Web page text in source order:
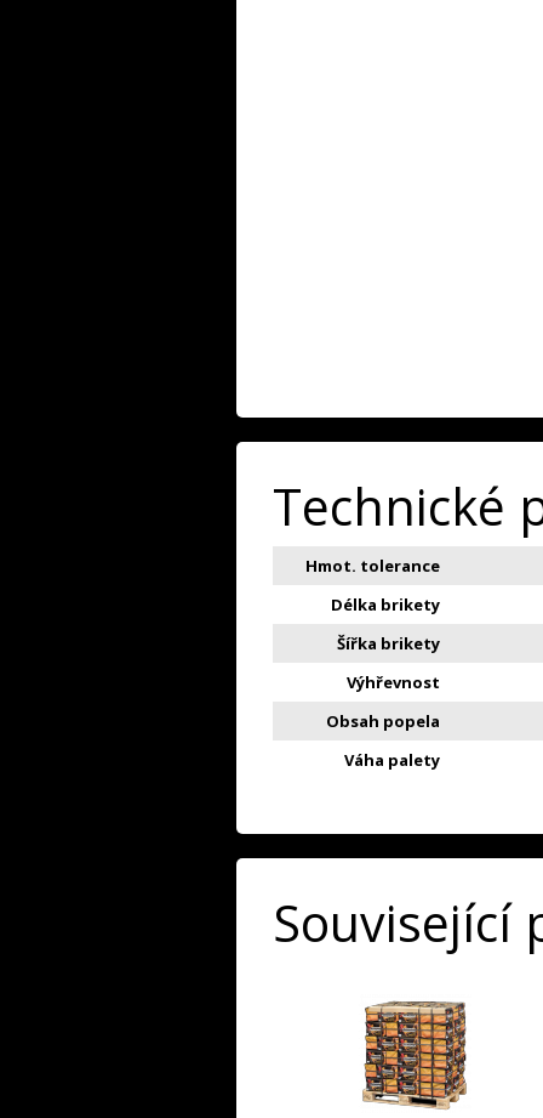
Technické
Hmot. tolerance
Délka brikety
Šířka brikety
Výhřevnost
Obsah popela
Váha palety
Související